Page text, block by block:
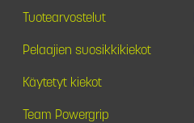
Tuotearvostelut
Pelaajien suosikkikiekot
Käytetyt kiekot
Team Powergrip